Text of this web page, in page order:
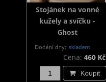
Stojánek na vonné
kužely a svíčku -
Ghost
Dodání dny: skladem
Cena: 460 Kč
Koupit